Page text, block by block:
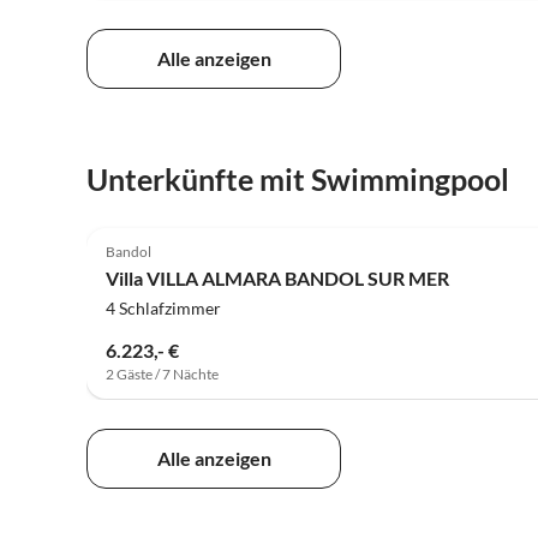
Alle anzeigen
Unterkünfte mit Swimmingpool
Bandol
Villa VILLA ALMARA BANDOL SUR MER
4 Schlafzimmer
6.223,- €
2 Gäste / 7 Nächte
Alle anzeigen